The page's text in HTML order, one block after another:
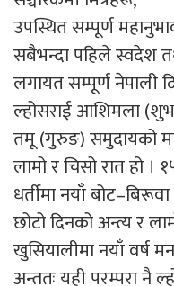
उपस्थित सम्पूर्ण
सबैभन्दा पहिले स्वदेश
लगायत सम्पूर्ण नेपाली
ल्होसराई आशिमला
तमू (गुरुङ) समुदायको
लामो र चिसो रात हो
धर्तीमा नयाँ
छोटो दिनको अन्त्य र
खुसियालीमा नयाँ वर्ष
अन्ततः यही परम्परा नै